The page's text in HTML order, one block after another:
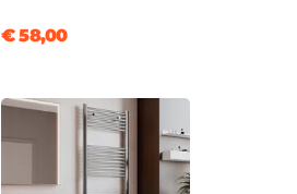
€ 58,00